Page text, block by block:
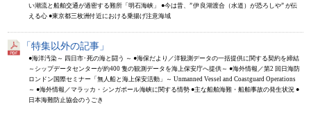
い潮流と船舶交通が過密する難所「明石海峡」 ●今は昔、” 伊良湖渡合（水道）が恐ろしや” が伝
える心 ●東京都三枚洲付近における乗揚げ注意海域
「特集以外の記事」
●海洋汚染～ 四日市･死の海と闘う ～ ●海保だより／洋観測データの一括提供に関する契約を締結
～シップデータセンターが約400 隻の観測データを海上保安庁へ提供～ ●海外情報／第2 回日海防
ロンドン国際セミナー「無人船と海上保安活動」～ Unmanned Vessel and Coastguard Operations
～ ●海外情報／マラッカ・シンガポール海峡に関する情勢 ●主な船舶海難・船舶事故の発生状況 ●
日本海難防止協会のうごき